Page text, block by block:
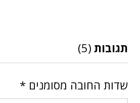
תגובות (5)
שדות החובה מסומנים *